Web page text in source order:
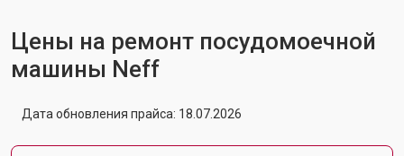
Цены на ремонт посудомоечной
машины Neff
Дата обновления прайса: 18.07.2026